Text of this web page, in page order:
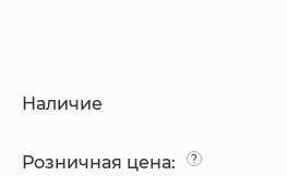
Наличие
Розничная цена: ?